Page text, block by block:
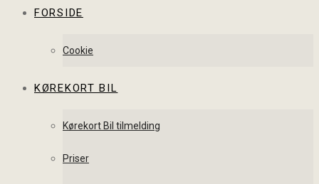
FORSIDE
Cookie
KØREKORT BIL
Kørekort Bil tilmelding
Priser